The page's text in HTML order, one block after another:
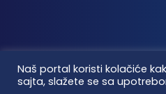
Vaterpolo vesti ©
Naš portal koristi kolačiće
sajta, slažete se sa